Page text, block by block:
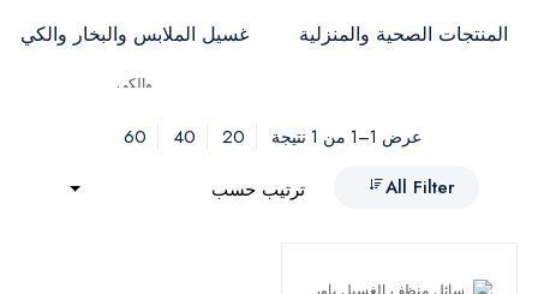
المنتجات الصحية والمنزلية غسيل الملابس والبخار والكي
عرض 1–1 من 1 نتيجة 20
40
60
All Filter
ترتيب حسب